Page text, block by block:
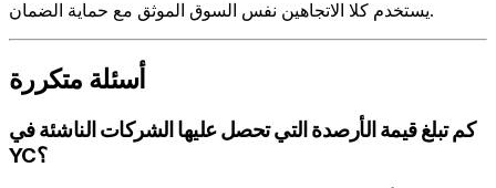
يستخدم كلا الاتجاهين نفس السوق الموثق مع حماية الضمان.
أسئلة متكررة
كم تبلغ قيمة الأرصدة التي تحصل عليها الشركات الناشئة في
YC؟